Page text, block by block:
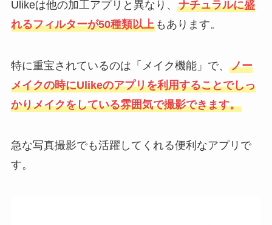
Ulikeは他の加工アプリと異なり、 ナチュラルに盛
れるフィルターが50種類以上もあります。
特に重宝されているのは「メイク機能」で、 ノー
メイクの時にUlikeのアプリを利用することでしっ
かりメイクをしている雰囲気で撮影できます。
急な写真撮影でも活躍してくれる便利なアプリで
す。